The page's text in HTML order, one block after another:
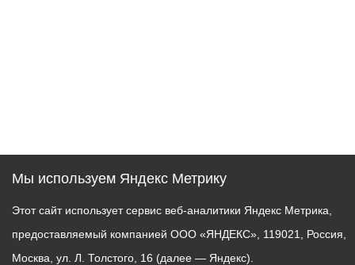
Мы используем Яндекс Метрику
Этот сайт использует сервис веб-аналитики Яндекс Метрика,
предоставляемый компанией ООО «ЯНДЕКС», 119021, Россия,
Москва, ул. Л. Толстого, 16 (далее — Яндекс).